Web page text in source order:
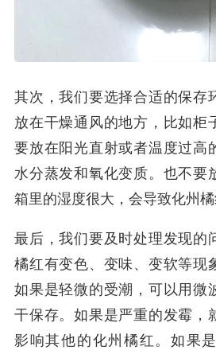
其次，我们要选择合适的保存
放在干燥通风的地方，比如柜
要放在阳光直射或者温度过高
水分蒸发和氧化变质。也不要
箱里的湿度很大，会导致化州橘
最后，我们要及时处理发现的
橘红有变色、变味、变软等现
如果是轻微的受潮，可以用微
干保存。如果是严重的发霉，
影响其他的化州橘红。如果